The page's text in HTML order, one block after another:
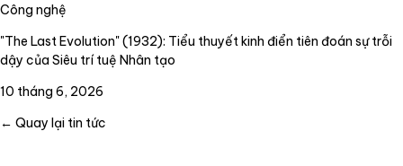
Công nghệ
"The Last Evolution" (1932): Tiểu thuyết kinh điển tiên đoán sự trỗi
dậy của Siêu trí tuệ Nhân tạo
10 tháng 6, 2026
← Quay lại tin tức